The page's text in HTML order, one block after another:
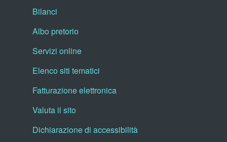
Bilanci
Albo pretorio
Servizi online
Elenco siti tematici
Fatturazione elettronica
Valuta il sito
Dichiarazione di accessibilità